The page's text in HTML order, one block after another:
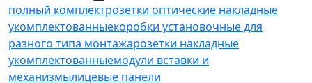
полный комплектрозетки оптические накладные
укомплектованныекоробки установочные для
разного типа монтажарозетки накладные
укомплектованныемодули вставки и
механизмылицевые панели